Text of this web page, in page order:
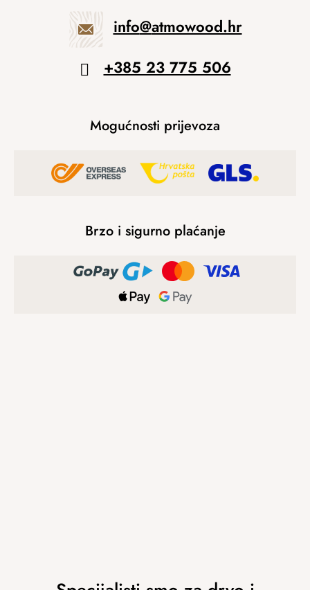
info@atmowood.hr
+385 23 775 506
Mogućnosti prijevoza
Brzo i sigurno plaćanje